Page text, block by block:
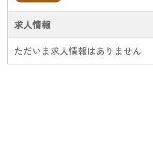
求人情報
ただいま求人情報はありません